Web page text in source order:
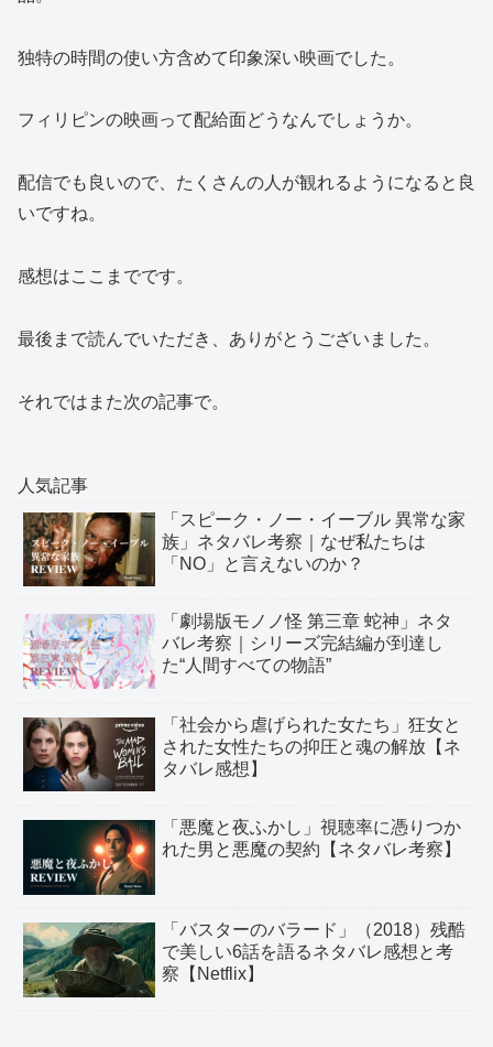
独特の時間の使い方含めて印象深い映画でした。
フィリピンの映画って配給面どうなんでしょうか。
配信でも良いので、たくさんの人が観れるようになると良
いですね。
感想はここまでです。
最後まで読んでいただき、ありがとうございました。
それではまた次の記事で。
人気記事
「スピーク・ノー・イーブル 異常な家
族」ネタバレ考察｜なぜ私たちは
「NO」と言えないのか？
「劇場版モノノ怪 第三章 蛇神」ネタ
バレ考察｜シリーズ完結編が到達し
た“人間すべての物語”
「社会から虐げられた女たち」狂女と
された女性たちの抑圧と魂の解放【ネ
タバレ感想】
「悪魔と夜ふかし」視聴率に憑りつか
れた男と悪魔の契約【ネタバレ考察】
「バスターのバラード」（2018）残酷
で美しい6話を語るネタバレ感想と考
察【Netflix】